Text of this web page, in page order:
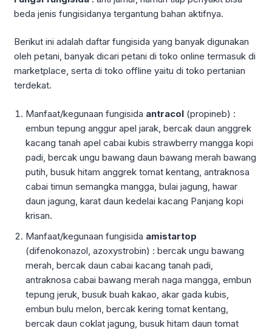
beda jenis fungisidanya tergantung bahan aktifnya.
Berikut ini adalah daftar fungisida yang banyak digunakan
oleh petani, banyak dicari petani di toko online termasuk di
marketplace, serta di toko offline yaitu di toko pertanian
terdekat.
Manfaat/kegunaan fungisida antracol (propineb) :
embun tepung anggur apel jarak, bercak daun anggrek
kacang tanah apel cabai kubis strawberry mangga kopi
padi, bercak ungu bawang daun bawang merah bawang
putih, busuk hitam anggrek tomat kentang, antraknosa
cabai timun semangka mangga, bulai jagung, hawar
daun jagung, karat daun kedelai kacang Panjang kopi
krisan.
Manfaat/kegunaan fungisida amistartop
(difenokonazol, azoxystrobin) : bercak ungu bawang
merah, bercak daun cabai kacang tanah padi,
antraknosa cabai bawang merah naga mangga, embun
tepung jeruk, busuk buah kakao, akar gada kubis,
embun bulu melon, bercak kering tomat kentang,
bercak daun coklat jagung, busuk hitam daun tomat